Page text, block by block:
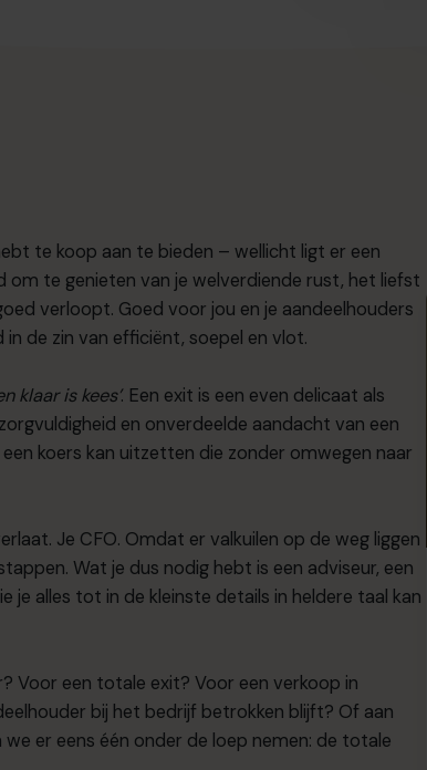
te koop aan te bieden – wellicht ligt er een
te genieten van je welverdiende rust, het liefst
verloopt. Goed voor jou en je aandeelhouders
de zin van efficiënt, soepel en vlot.
klaar is kees’. Een exit is een even delicaat als
en onverdeelde aandacht van een
koers kan uitzetten die zonder omwegen naar
Je CFO. Omdat er valkuilen op de weg liggen
Wat je dus nodig hebt is een adviseur, een
alles tot in de kleinste details in heldere taal kan
Voor een totale exit? Voor een verkoop in
bij het bedrijf betrokken blijft? Of aan
er eens één onder de loep nemen: de totale